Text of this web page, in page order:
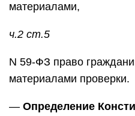
материалами,
ч.2 ст.5
N 59-ФЗ право
материалами проверки.
— Определение